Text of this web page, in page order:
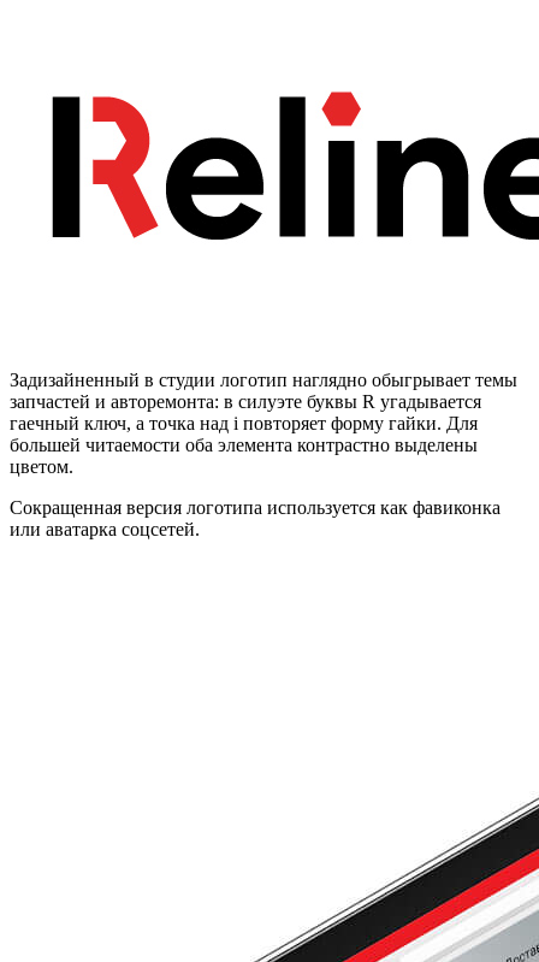
Задизайненный в студии логотип наглядно обыгрывает темы
запчастей и авторемонта: в силуэте буквы R угадывается
гаечный ключ, а точка над i повторяет форму гайки. Для
большей читаемости оба элемента контрастно выделены
цветом.
Сокращенная версия логотипа используется как фавиконка
или аватарка соцсетей.